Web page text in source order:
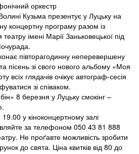
оркестр
Кузьма презентує у Луцьку на
концертну програму разом із
імені Марії Заньковецької під
півторагодинну неперевершену
та пісень зі свого нового альбому «Моя
всіх глядачів очікує автограф-сесія
зі співаком.
8 березня у Луцьку смокінг –
у кіноконцертному залі
за телефоном 050 43 81 888
Не проґавте можливість зробити
до свята. Ціна квитків від 80 до